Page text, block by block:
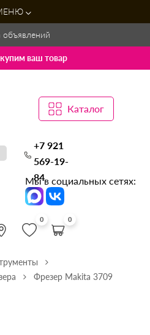
объявлений
ваш товар
Каталог
+7 921
569-19-
84
Мы в социальных сетях:
0 0
Фрезер Makita 3709